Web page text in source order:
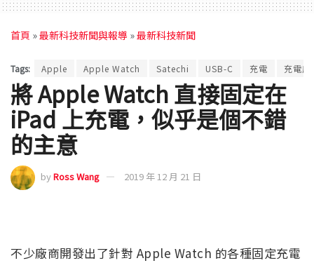
首頁 »最新科技新聞與報導 »最新科技新聞
Tags: Apple Apple Watch Satechi USB-C 充電 充電座
將 Apple Watch 直接固定在
iPad 上充電，似乎是個不錯
的主意
byRoss Wang 2019 年 12 月 21 日
不少廠商開發出了針對 Apple Watch 的各種固定充電